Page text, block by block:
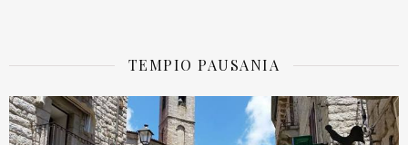
TEMPIO PAUSANIA